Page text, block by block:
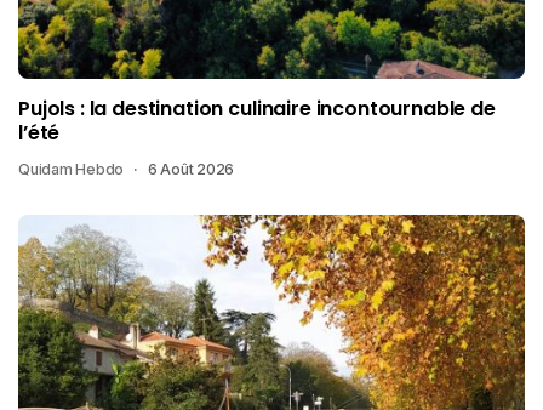
Pujols : la destination culinaire incontournable de
l’été
Quidam Hebdo 6 Août 2026